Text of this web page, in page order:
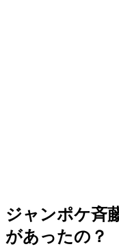
ジャンポケ斉
があったの？